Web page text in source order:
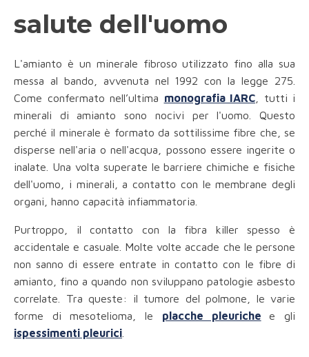
salute dell'uomo
L'amianto è un minerale fibroso utilizzato fino alla sua
messa al bando, avvenuta nel 1992 con la legge 275.
Come confermato nell’ultima monografia IARC , tutti i
minerali di amianto sono nocivi per l'uomo. Questo
perché il minerale è formato da sottilissime fibre che, se
disperse nell'aria o nell'acqua, possono essere ingerite o
inalate. Una volta superate le barriere chimiche e fisiche
dell'uomo, i minerali, a contatto con le membrane degli
organi, hanno capacità infiammatoria.
Purtroppo, il contatto con la fibra killer spesso è
accidentale e casuale. Molte volte accade che le persone
non sanno di essere entrate in contatto con le fibre di
amianto, fino a quando non sviluppano patologie asbesto
correlate. Tra queste: il tumore del polmone, le varie
forme di mesotelioma, le placche pleuriche
e gli
ispessimenti pleurici